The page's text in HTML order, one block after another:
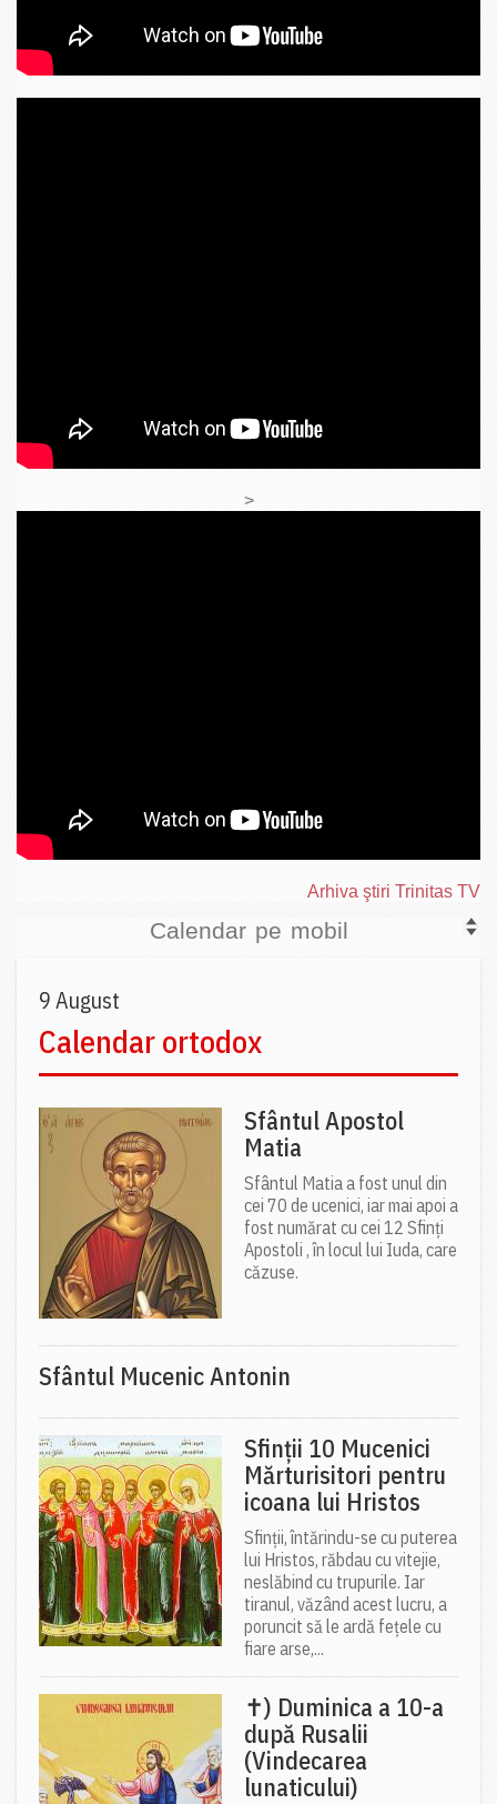
>
Arhiva ştiri Trinitas TV
Calendar pe mobil
9 August
Calendar ortodox
Sfântul Apostol
Matia
Sfântul Matia a fost unul din
cei 70 de ucenici, iar mai apoi a
fost numărat cu cei 12 Sfinți
Apostoli , în locul lui Iuda, care
căzuse.
Sfântul Mucenic Antonin
Sfinții 10 Mucenici
Mărturisitori pentru
icoana lui Hristos
Sfinții, întărindu-se cu puterea
lui Hristos, răbdau cu vitejie,
neslăbind cu trupurile. Iar
tiranul, văzând acest lucru, a
poruncit să le ardă fețele cu
fiare arse,...
✝) Duminica a 10-a
după Rusalii
(Vindecarea
lunaticului)